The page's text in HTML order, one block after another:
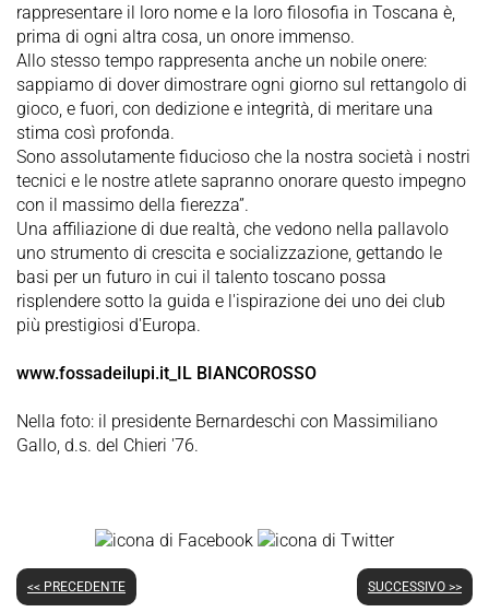
rappresentare il loro nome e la loro filosofia in Toscana è,
prima di ogni altra cosa, un onore immenso.
Allo stesso tempo rappresenta anche un nobile onere:
sappiamo di dover dimostrare ogni giorno sul rettangolo di
gioco, e fuori, con dedizione e integrità, di meritare una
stima così profonda.
Sono assolutamente fiducioso che la nostra società i nostri
tecnici e le nostre atlete sapranno onorare questo impegno
con il massimo della fierezza”.
Una affiliazione di due realtà, che vedono nella pallavolo
uno strumento di crescita e socializzazione, gettando le
basi per un futuro in cui il talento toscano possa
risplendere sotto la guida e l'ispirazione dei uno dei club
più prestigiosi d'Europa.
www.fossadeilupi.it_IL BIANCOROSSO
Nella foto: il presidente Bernardeschi con Massimiliano
Gallo, d.s. del Chieri '76.
<< PRECEDENTE SUCCESSIVO >>